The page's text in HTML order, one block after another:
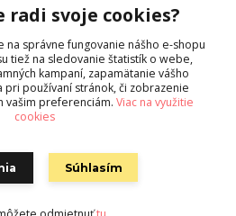
radi svoje cookies?
na správne fungovanie nášho e-shopu
tiež na sledovanie štatistík o webe,
kampaní, zapamätanie vášho
používaní stránok, či zobrazenie
vašim preferenciám. Viac na využitie
cookies
Súhlasím